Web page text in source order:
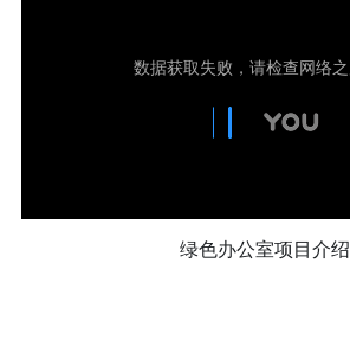
绿色办公室项目介绍